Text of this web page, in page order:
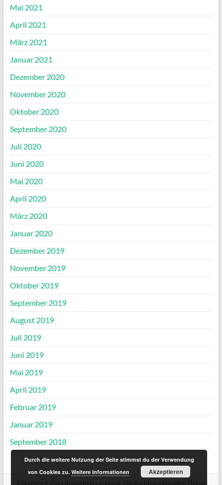
Mai 2021
April 2021
März 2021
Januar 2021
Dezember 2020
November 2020
Oktober 2020
September 2020
Juli 2020
Juni 2020
Mai 2020
April 2020
März 2020
Januar 2020
Dezember 2019
November 2019
Oktober 2019
September 2019
August 2019
Juli 2019
Juni 2019
Mai 2019
April 2019
Februar 2019
Januar 2019
September 2018
Durch die weitere Nutzung der Seite stimmst du der Verwendung
von Cookies zu.Weitere Informationen Akzeptieren